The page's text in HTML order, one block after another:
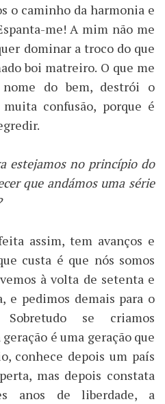
o caminho da harmonia e
me! A mim não me
dominar a troco do que
boi matreiro. O que me
do bem, destrói o
confusão, porque é
estejamos no princípio do
que andámos uma série
assim, tem avanços e
custa é que nós somos
à volta de setenta e
e pedimos demais para o
se criamos
é uma geração que
conhece depois um país
mas depois constata
anos de liberdade, a